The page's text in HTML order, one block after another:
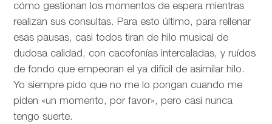
cómo gestionan los momentos de espera mientras
realizan sus consultas. Para esto último, para rellenar
esas pausas, casi todos tiran de hilo musical de
dudosa calidad, con cacofonías intercaladas, y ruídos
de fondo que empeoran el ya difícil de asimilar hilo.
Yo siempre pido que no me lo pongan cuando me
piden «un momento, por favor», pero casi nunca
tengo suerte.